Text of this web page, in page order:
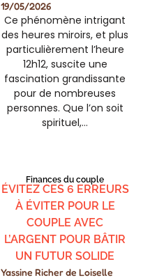
19/05/2026
Ce phénomène intrigant
des heures miroirs, et plus
particulièrement l’heure
12h12, suscite une
fascination grandissante
pour de nombreuses
personnes. Que l’on soit
spirituel,…
Finances du couple
ÉVITEZ CES 6 ERREURS
À ÉVITER POUR LE
COUPLE AVEC
L’ARGENT POUR BÂTIR
UN FUTUR SOLIDE
Yassine Richer de Loiselle